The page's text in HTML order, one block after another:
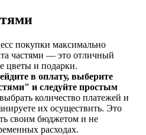
покупки максимально
частями — это отличный
цветы и подарки.
в оплату, выберите
и следуйте простым
количество платежей и
их осуществить. Это
своим бюджетом и не
расходах.